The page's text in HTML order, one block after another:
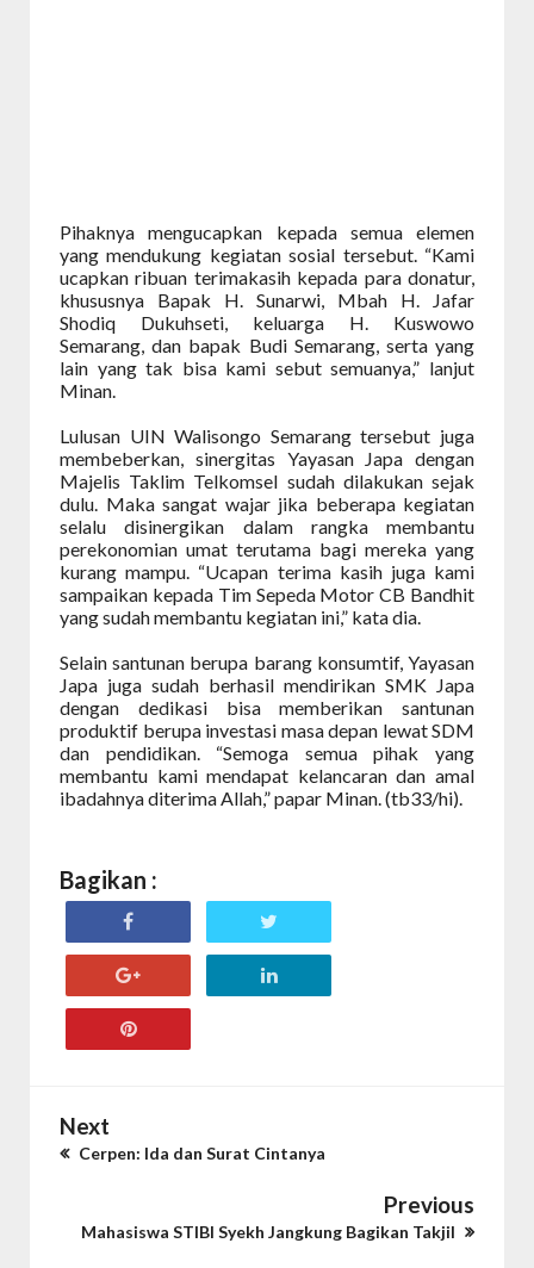
Pihaknya mengucapkan kepada semua elemen
yang mendukung kegiatan sosial tersebut. “Kami
ucapkan ribuan terimakasih kepada para donatur,
khususnya Bapak H. Sunarwi, Mbah H. Jafar
Shodiq Dukuhseti, keluarga H. Kuswowo
Semarang, dan bapak Budi Semarang, serta yang
lain yang tak bisa kami sebut semuanya,” lanjut
Minan.
Lulusan UIN Walisongo Semarang tersebut juga
membeberkan, sinergitas Yayasan Japa dengan
Majelis Taklim Telkomsel sudah dilakukan sejak
dulu. Maka sangat wajar jika beberapa kegiatan
selalu disinergikan dalam rangka membantu
perekonomian umat terutama bagi mereka yang
kurang mampu. “Ucapan terima kasih juga kami
sampaikan kepada Tim Sepeda Motor CB Bandhit
yang sudah membantu kegiatan ini,” kata dia.
Selain santunan berupa barang konsumtif, Yayasan
Japa juga sudah berhasil mendirikan SMK Japa
dengan dedikasi bisa memberikan santunan
produktif berupa investasi masa depan lewat SDM
dan pendidikan. “Semoga semua pihak yang
membantu kami mendapat kelancaran dan amal
ibadahnya diterima Allah,” papar Minan. (tb33/hi).
Bagikan :
Next
Cerpen: Ida dan Surat Cintanya
Previous
Mahasiswa STIBI Syekh Jangkung Bagikan Takjil